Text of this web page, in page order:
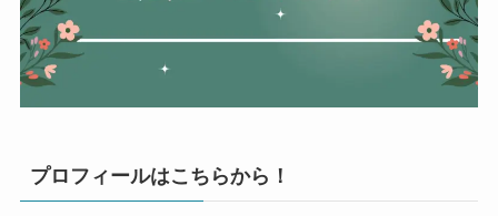
プロフィールはこちらから！